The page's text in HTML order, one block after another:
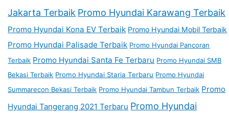
Jakarta Terbaik Promo Hyundai Karawang Terbaik
Promo Hyundai Kona EV Terbaik Promo Hyundai Mobil Terbaik
Promo Hyundai Palisade Terbaik Promo Hyundai Pancoran
Terbaik Promo Hyundai Santa Fe Terbaru Promo Hyundai SMB
Bekasi Terbaik Promo Hyundai Staria Terbaru Promo Hyundai
Summarecon Bekasi Terbaik Promo Hyundai Tambun Terbaik Promo
Hyundai Tangerang 2021 Terbaru Promo Hyundai